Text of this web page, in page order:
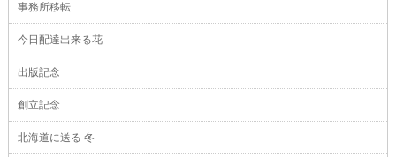
事務所移転
今日配達出来る花
出版記念
創立記念
北海道に送る 冬